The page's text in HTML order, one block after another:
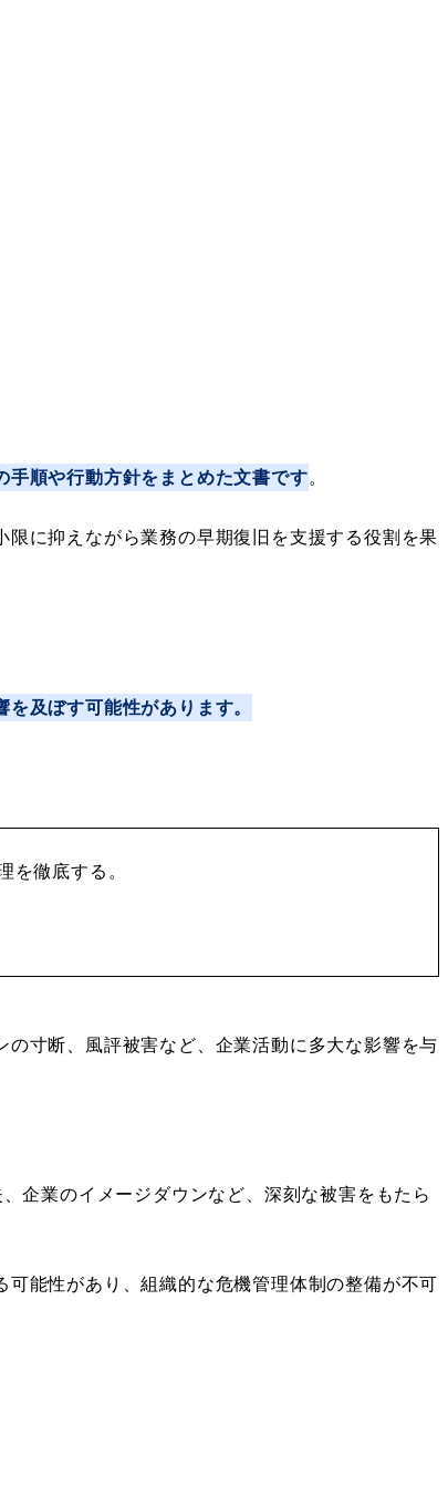
手順や行動方針をまとめた文書です。
に抑えながら業務の早期復旧を支援する役割を果
及ぼす可能性があります。
を徹底する。
寸断、風評被害など、企業活動に多大な影響を与
企業のイメージダウンなど、深刻な被害をもたら
能性があり、組織的な危機管理体制の整備が不可